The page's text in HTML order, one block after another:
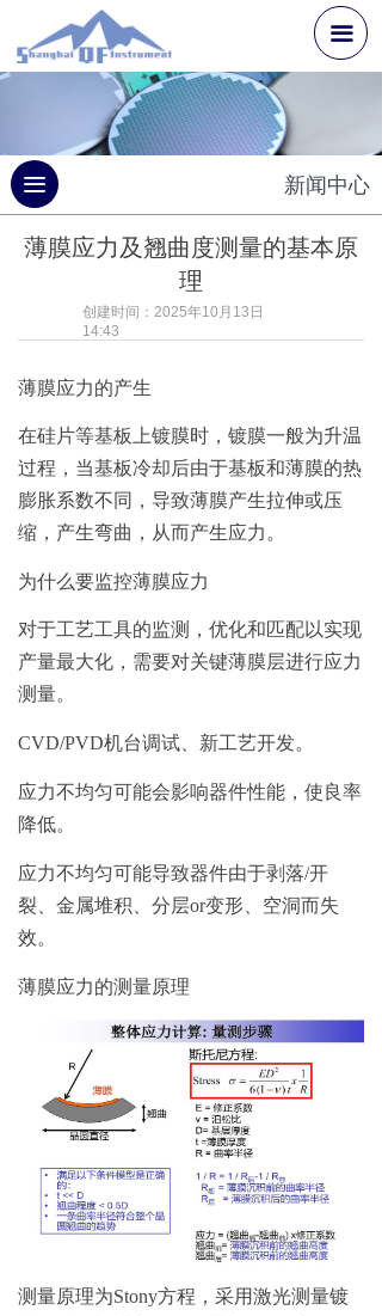
끀
薄膜应力及翘曲度测量的基本原
理
创建时间： 2025年10月13日
14:43
薄膜应力的产生
在硅片等基板上镀膜时，镀膜一般为升温
过程，当基板冷却后由于基板和薄膜的热
膨胀系数不同，导致薄膜产生拉伸或压
缩，产生弯曲，从而产生应力。
为什么要监控薄膜应力
对于工艺工具的监测，优化和匹配以实现
产量最大化，需要对关键薄膜层进行应力
测量。
CVD/PVD机台调试、新工艺开发。
应力不均匀可能会影响器件性能，使良率
降低。
应力不均匀可能导致器件由于剥落/开
裂、金属堆积、分层or变形、空洞而失
效。
薄膜应力的测量原理
测量原理为Stony方程，采用激光测量镀
新闻中心
끀